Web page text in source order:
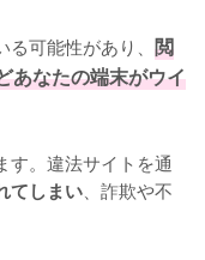
可能性があり、 閲
あなたの端末がウイ
す。違法サイトを通
てしまい 、詐欺や不